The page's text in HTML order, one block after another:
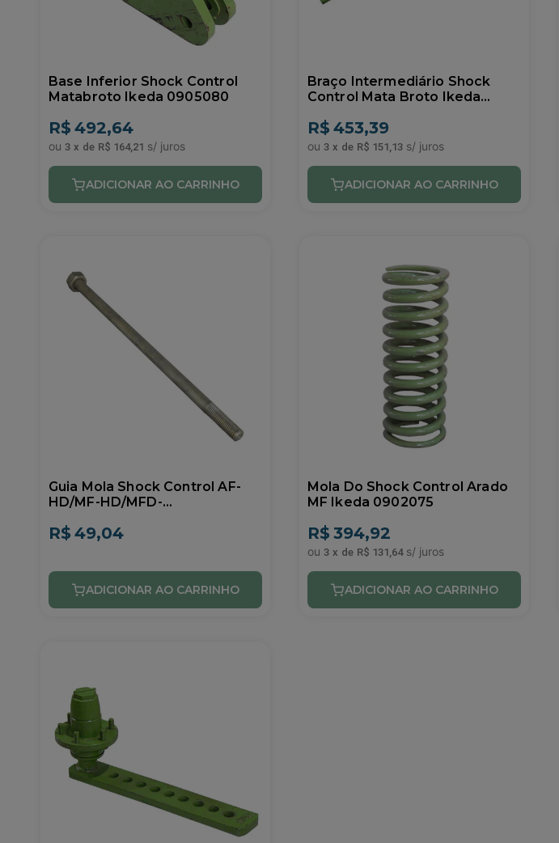
Base Inferior Shock Control
Matabroto Ikeda 0905080
R$ 492,64
3 x de R$ 164,21
Braço Intermediário Shock
Control Mata Broto Ikeda
R$ 453,39
3 x de R$ 151,13
Guia Mola Shock Control AF-
HD/MF-HD/MFD-
0902071
R$ 49,04
Mola Do Shock Control Arado
MF Ikeda 0902075
R$ 394,92
3 x de R$ 131,64